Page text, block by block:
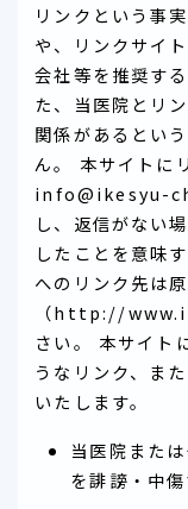
リンクという事
や、リンクサイ
会社等を推奨す
た、当医院とリ
関係があるとい
ん。 本サイトに
info@ikesyu-
し、返信がない
したことを意味
へのリンク先は
（http://
さい。 本サイト
うなリンク、ま
いたします。
当医院また
を誹謗・中